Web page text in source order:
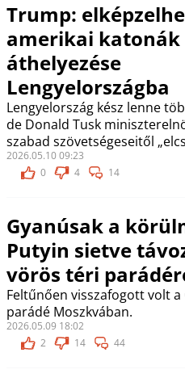
Trump:
amerikai katonák
áthelyezése
Lengyelországba
Lengyelország kész lenne
de Donald Tusk
szabad szövetségeseitől
2026.05.10 09:23
0
4 14
Gyanúsak a
Putyin sietve
vörös téri
Feltűnően visszafogott volt
parádé Moszkvában.
2026.05.09 18:02
2
14 44